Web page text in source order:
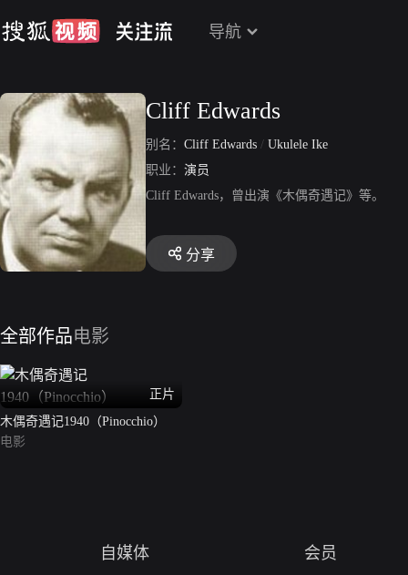
导航
Cliff Edwards
别名： Cliff Edwards / Ukulele Ike
职业： 演员
Cliff Edwards，曾出演《木偶奇遇记》等。
分享
全部作品电影
正片
木偶奇遇记1940（Pinocchio）
电影
自媒体 会员